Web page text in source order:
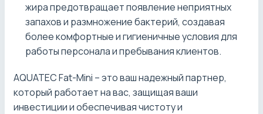
жира предотвращает появление неприятных
запахов и размножение бактерий, создавая
более комфортные и гигиеничные условия для
работы персонала и пребывания клиентов.
AQUATEC Fat-Mini – это ваш надежный партнер,
который работает на вас, защищая ваши
инвестиции и обеспечивая чистоту и